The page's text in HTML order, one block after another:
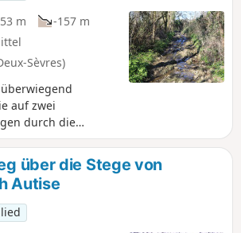
m
-157 m
Sèvres)
auf zwei
durch die
drei Flüssen vom
Les Ritraisses führt.
über die Stege von
Autise